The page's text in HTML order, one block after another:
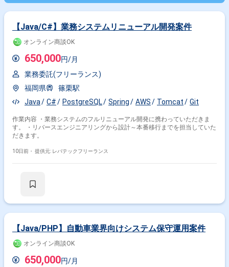
【Java/C#】業務システムリニューアル開発案件
オンライン商談OK
650,000円/月
業務委託(フリーランス)
福岡県
篠栗駅
Java
C# PostgreSQL Spring AWS Tomcat Git
作業内容 ・業務システムのフルリニューアル開発に携わっていただきま
す。 ・リバースエンジニアリングから設計～本番移行までを担当していた
だきます。
10日前・ 提供元: レバテックフリーランス
【Java/PHP】自動車業界向けシステム保守運用案件
オンライン商談OK
650,000円/月